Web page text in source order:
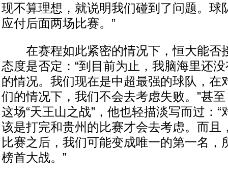
现不算理想，就说明我们碰到了问题。球
应付后面两场比赛。”
在赛程如此紧密的情况下，恒大能否
态度是否定：“到目前为止，我脑海里还
的情况。我们现在是中超最强的球队，在
们的情况下，我们不会去考虑失败。”甚
这场“天王山之战”，他也轻描淡写而过：
该是打完和贵州的比赛才会去考虑。而且
比赛之后，我们可能变成唯一的第一名，
榜首大战。”